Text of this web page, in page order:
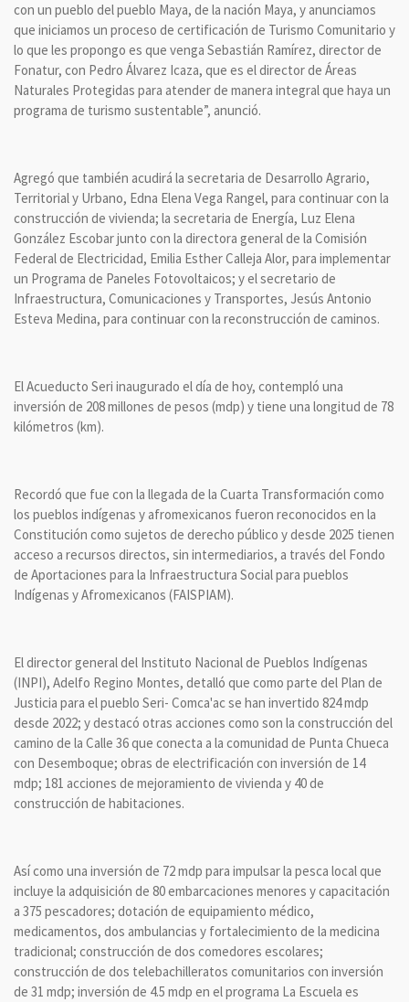
con un pueblo del pueblo Maya, de la nación Maya, y anunciamos
que iniciamos un proceso de certificación de Turismo Comunitario y
lo que les propongo es que venga Sebastián Ramírez, director de
Fonatur, con Pedro Álvarez Icaza, que es el director de Áreas
Naturales Protegidas para atender de manera integral que haya un
programa de turismo sustentable”, anunció.
Agregó que también acudirá la secretaria de Desarrollo Agrario,
Territorial y Urbano, Edna Elena Vega Rangel, para continuar con la
construcción de vivienda; la secretaria de Energía, Luz Elena
González Escobar junto con la directora general de la Comisión
Federal de Electricidad, Emilia Esther Calleja Alor, para implementar
un Programa de Paneles Fotovoltaicos; y el secretario de
Infraestructura, Comunicaciones y Transportes, Jesús Antonio
Esteva Medina, para continuar con la reconstrucción de caminos.
El Acueducto Seri inaugurado el día de hoy, contempló una
inversión de 208 millones de pesos (mdp) y tiene una longitud de 78
kilómetros (km).
Recordó que fue con la llegada de la Cuarta Transformación como
los pueblos indígenas y afromexicanos fueron reconocidos en la
Constitución como sujetos de derecho público y desde 2025 tienen
acceso a recursos directos, sin intermediarios, a través del Fondo
de Aportaciones para la Infraestructura Social para pueblos
Indígenas y Afromexicanos (FAISPIAM).
El director general del Instituto Nacional de Pueblos Indígenas
(INPI), Adelfo Regino Montes, detalló que como parte del Plan de
Justicia para el pueblo Seri- Comca'ac se han invertido 824 mdp
desde 2022; y destacó otras acciones como son la construcción del
camino de la Calle 36 que conecta a la comunidad de Punta Chueca
con Desemboque; obras de electrificación con inversión de 14
mdp; 181 acciones de mejoramiento de vivienda y 40 de
construcción de habitaciones.
Así como una inversión de 72 mdp para impulsar la pesca local que
incluye la adquisición de 80 embarcaciones menores y capacitación
a 375 pescadores; dotación de equipamiento médico,
medicamentos, dos ambulancias y fortalecimiento de la medicina
tradicional; construcción de dos comedores escolares;
construcción de dos telebachilleratos comunitarios con inversión
de 31 mdp; inversión de 4.5 mdp en el programa La Escuela es